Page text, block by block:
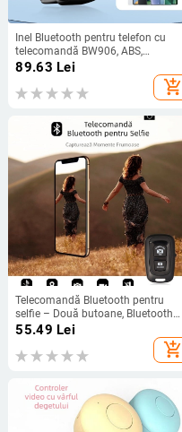
Inel Bluetooth pentru telefon cu
telecomandă BW906, ABS,
Bluetooth 5.3, 6 g
89.63 Lei
add_shopping_cart
Telecomandă Bluetooth pentru
selfie – Două butoane, Bluetooth
4.0, ABS, 12 g
55.49 Lei
add_shopping_cart